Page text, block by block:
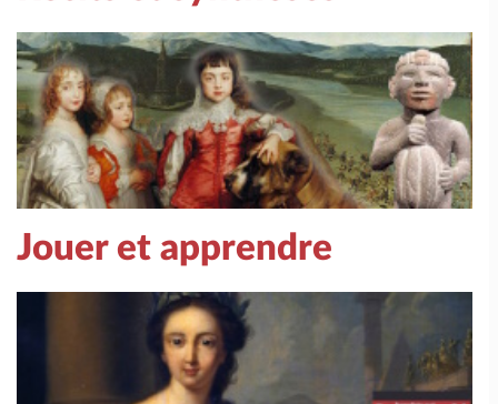
Jouer et apprendre